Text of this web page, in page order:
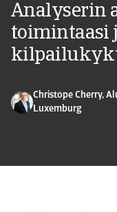
Analyserin
toimintaasi
Christope Cherry,
Luxemburg